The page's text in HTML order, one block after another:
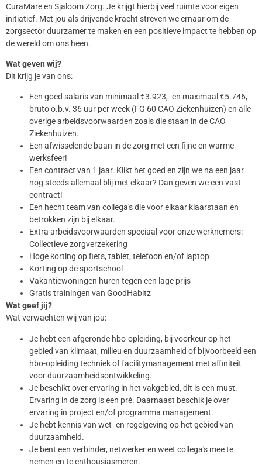
CuraMare en Sjaloom Zorg. Je krijgt hierbij veel ruimte voor eigen
initiatief. Met jou als drijvende kracht streven we ernaar om de
zorgsector duurzamer te maken en een positieve impact te hebben op
de wereld om ons heen.
Wat geven wij?
Dit krijg je van ons:
Een goed salaris van minimaal €3.923,- en maximaal €5.746,-
bruto o.b.v. 36 uur per week (FG 60 CAO Ziekenhuizen) en alle
overige arbeidsvoorwaarden zoals die staan in de CAO
Ziekenhuizen.
Een afwisselende baan in de zorg met een fijne en warme
werksfeer!
Een contract van 1 jaar. Klikt het goed en zijn we na een jaar
nog steeds allemaal blij met elkaar? Dan geven we een vast
contract!
Een hecht team van collega's die voor elkaar klaarstaan en
betrokken zijn bij elkaar.
Extra arbeidsvoorwaarden speciaal voor onze werknemers:-
Collectieve zorgverzekering
Hoge korting op fiets, tablet, telefoon en/of laptop
Korting op de sportschool
Vakantiewoningen huren tegen een lage prijs
Gratis trainingen van GoodHabitz
Wat geef jij?
Wat verwachten wij van jou:
Je hebt een afgeronde hbo-opleiding, bij voorkeur op het
gebied van klimaat, milieu en duurzaamheid of bijvoorbeeld een
hbo-opleiding techniek of facilitymanagement met affiniteit
voor duurzaamheidsontwikkeling.
Je beschikt over ervaring in het vakgebied, dit is een must.
Ervaring in de zorg is een pré. Daarnaast beschik je over
ervaring in project en/of programma management.
Je hebt kennis van wet- en regelgeving op het gebied van
duurzaamheid.
Je bent een verbinder, netwerker en weet collega's mee te
nemen en te enthousiasmeren.